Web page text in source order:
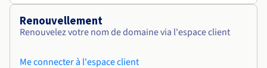
Renouvellement
Renouvelez votre nom de domaine via l'espace client
Me connecter à l'espace client